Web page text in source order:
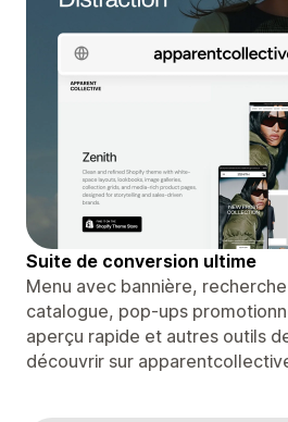
Suite de conversion ultime
Menu avec bannière,
catalogue, pop-ups
aperçu rapide et autres outils
découvrir sur